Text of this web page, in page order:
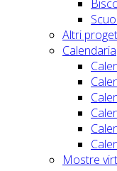
Altri
Calendaria
Mostre